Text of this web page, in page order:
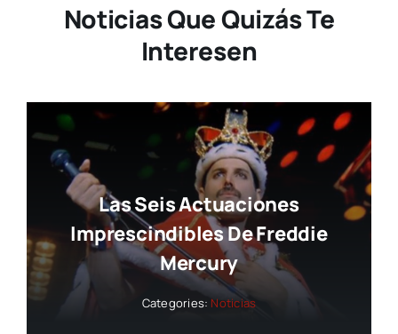
Noticias Que Quizás Te
Interesen
Las Seis Actuaciones
Imprescindibles De Freddie
Mercury
Categories: Noticias